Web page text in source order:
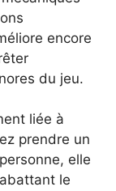
encore
du jeu.
liée à
prendre un
elle
le